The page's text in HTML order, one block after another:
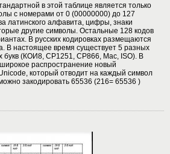
в этой таблице является только
с номерами от 0 (00000000) до 127
латинского алфавита, цифры, знаки
другие символы. Остальные 128 кодов
В русских кодировках размещаются
В настоящее время существует 5 разных
букв (КОИ8, СР1251, СР866, Mac, ISO). В
распространение новый
который отводит на каждый символ
закодировать 65536 (216= 65536 )